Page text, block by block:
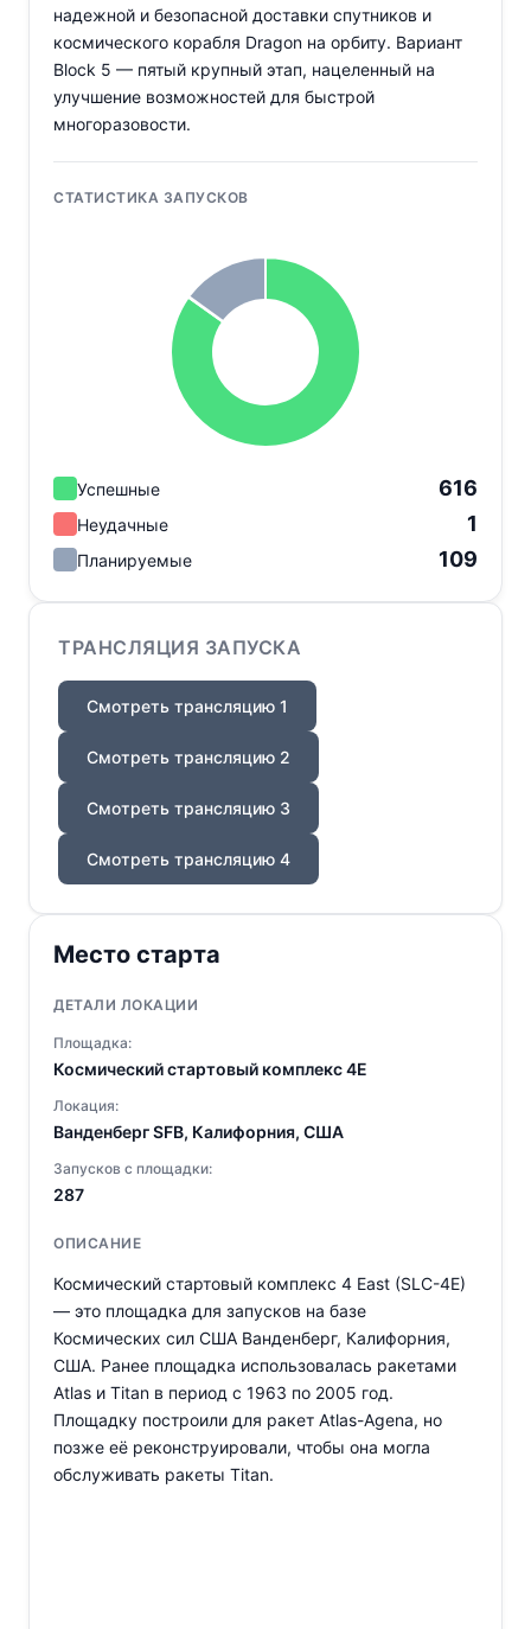
надежной и безопасной доставки спутников и
космического корабля Dragon на орбиту. Вариант
Block 5 — пятый крупный этап, нацеленный на
улучшение возможностей для быстрой
многоразовости.
СТАТИСТИКА ЗАПУСКОВ
Успешные 616
Неудачные 1
Планируемые 109
ТРАНСЛЯЦИЯ ЗАПУСКА
Смотреть трансляцию 1
Смотреть трансляцию 2
Смотреть трансляцию 3
Смотреть трансляцию 4
Место старта
ДЕТАЛИ ЛОКАЦИИ
Площадка:
Космический стартовый комплекс 4E
Локация:
Ванденберг SFB, Калифорния, США
Запусков с площадки:
287
ОПИСАНИЕ
Космический стартовый комплекс 4 East (SLC-4E)
— это площадка для запусков на базе
Космических сил США Ванденберг, Калифорния,
США. Ранее площадка использовалась ракетами
Atlas и Titan в период с 1963 по 2005 год.
Площадку построили для ракет Atlas-Agena, но
позже её реконструировали, чтобы она могла
обслуживать ракеты Titan.